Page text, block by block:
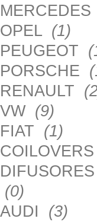
MERCEDES
OPEL (1)
PEUGEOT
PORSCHE
RENAULT
VW (9)
FIAT (1)
COILOVERS
(0)
AUDI (3)